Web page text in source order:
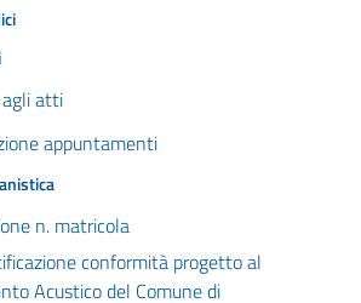
atti
appuntamenti
n. matricola
conformità progetto al
Acustico del Comune di